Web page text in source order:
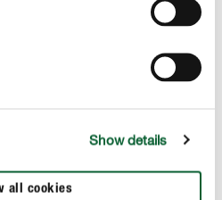
Show details
all cookies
niet hebben verspreid, kan
in de toekomst sneller
scenario vaker voorkomen
en de daarmee gepaarde